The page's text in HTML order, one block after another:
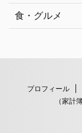
食・グルメ
プロフィール
（家計